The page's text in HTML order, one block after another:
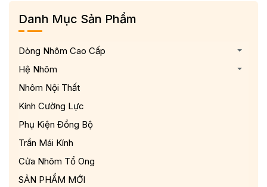
Danh Mục Sản Phẩm
Dòng Nhôm Cao Cấp
Hệ Nhôm
Nhôm Nội Thất
Kính Cường Lực
Phụ Kiện Đồng Bộ
Trần Mái Kính
Cửa Nhôm Tổ Ong
SẢN PHẨM MỚI